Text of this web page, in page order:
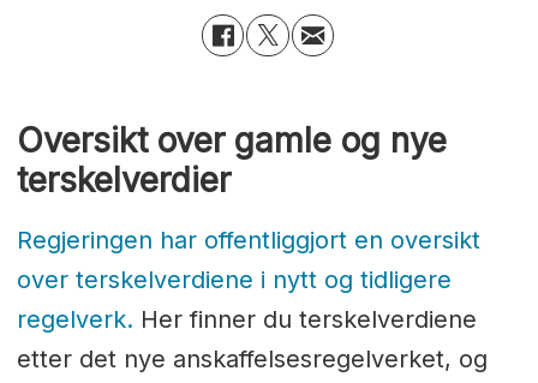
Oversikt over gamle og nye
terskelverdier
Regjeringen har offentliggjort en oversikt
over terskelverdiene i nytt og tidligere
regelverk. Her finner du terskelverdiene
etter det nye anskaffelsesregelverket, og